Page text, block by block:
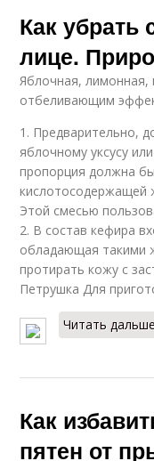
Как
лице.
Яблочная,
отбеливающим
1. Предварительно,
яблочному уксусу
пропорция должна
кислотосодержащей
Этой смесью
2. В состав кефира
обладающая такими
протирать кожу с
Петрушка Для
Читать
Как
пятен от